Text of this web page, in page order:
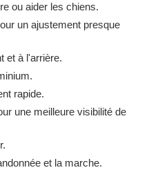
ou aider les chiens.
un ajustement presque
et à l'arrière.
rapide.
une meilleure visibilité de
et la marche.